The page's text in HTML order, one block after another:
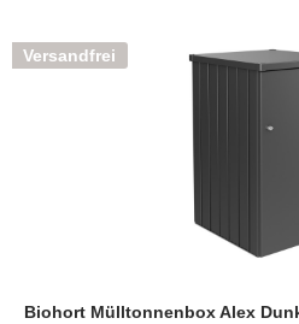
Versandfrei
Biohort Mülltonnenbox Alex